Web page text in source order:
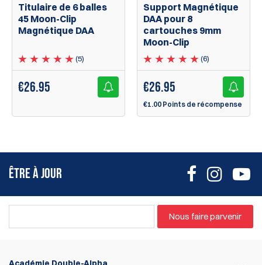
Titulaire de 6 balles
45 Moon-Clip
Magnétique DAA
(5)
€26.95
Support Magnétique
DAA pour 8
cartouches 9mm
Moon-Clip
(6)
€26.95
€1.00 Points de récompense
ÊTRE À JOUR
Nous faire parvenir